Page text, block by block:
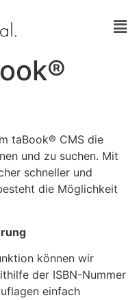
taBook® CMS die
und zu suchen. Mit
schneller und
die Möglichkeit
können wir
der ISBN-Nummer
einfach